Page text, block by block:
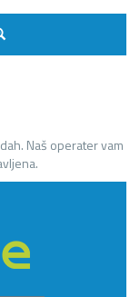
Naš operater vam